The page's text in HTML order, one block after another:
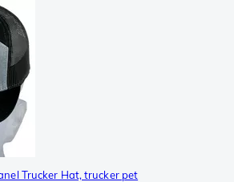
Trucker Hat, trucker pet